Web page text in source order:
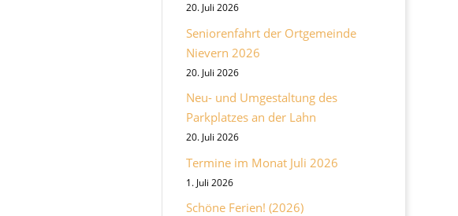
20. Juli 2026
Seniorenfahrt der Ortgemeinde
Nievern 2026
20. Juli 2026
Neu- und Umgestaltung des
Parkplatzes an der Lahn
20. Juli 2026
Termine im Monat Juli 2026
1. Juli 2026
Schöne Ferien! (2026)